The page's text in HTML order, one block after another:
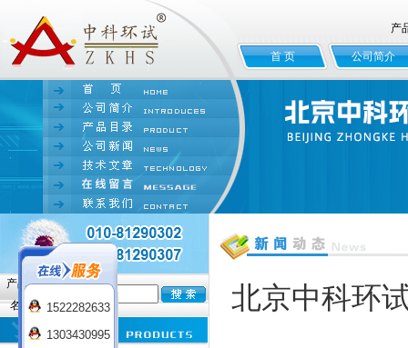
产
首 页 公司简介
产品
名:
北京中科环
1522282633
1303430995